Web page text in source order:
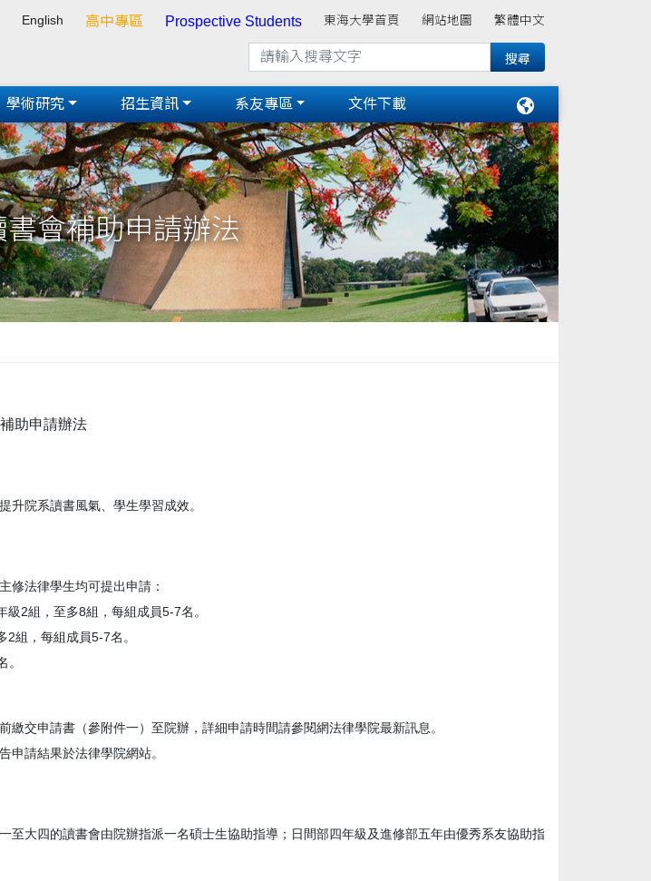
English 高中專區 Prospective Students 東海大學首頁 網站地圖 繁體中文
學術研究 招生資訊 系友專區 文件下載
會補助申請辦法
助申請辦法
升院系讀書風氣、學生學習成效。
修法律學生均可提出申請：
級2組，至多8組，每組成員5-7名。
2組，每組成員5-7名。
。
繳交申請書（參附件一）至院辦，詳細申請時間請參閱網法律學院最新訊息。
申請結果於法律學院網站。
至大四的讀書會由院辦指派一名碩士生協助指導；日間部四年級及進修部五年由優秀系友協助指